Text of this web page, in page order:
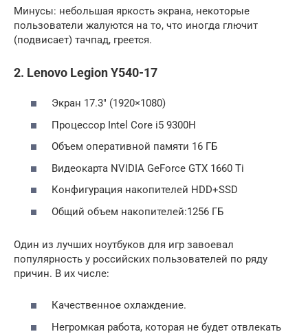
Минусы: небольшая яркость экрана, некоторые
пользователи жалуются на то, что иногда глючит
(подвисает) тачпад, греется.
2. Lenovo Legion Y540-17
Экран 17.3″ (1920×1080)
Процессор Intel Core i5 9300H
Объем оперативной памяти 16 ГБ
Видеокарта NVIDIA GeForce GTX 1660 Ti
Конфигурация накопителей HDD+SSD
Общий объем накопителей:1256 ГБ
Один из лучших ноутбуков для игр завоевал
популярность у российских пользователей по ряду
причин. В их числе:
Качественное охлаждение.
Негромкая работа, которая не будет отвлекать